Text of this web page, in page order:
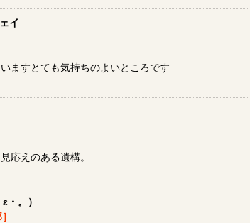
イ
ますとても気持ちのよいところです
応えのある遺構。
・。）